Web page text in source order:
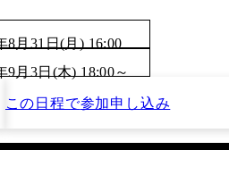
8月31日(月) 16:00
9月3日(木) 18:00～
この日程で参加申し込み